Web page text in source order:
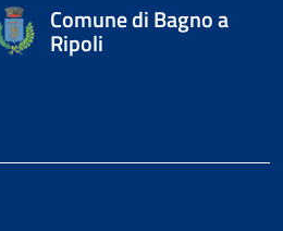
Comune di Bagno a
Ripoli